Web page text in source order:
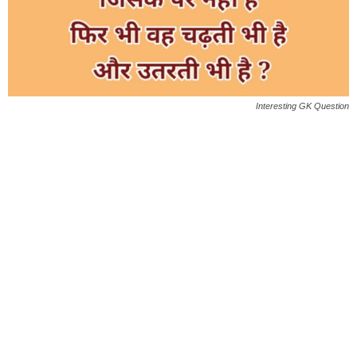
Interesting GK Question